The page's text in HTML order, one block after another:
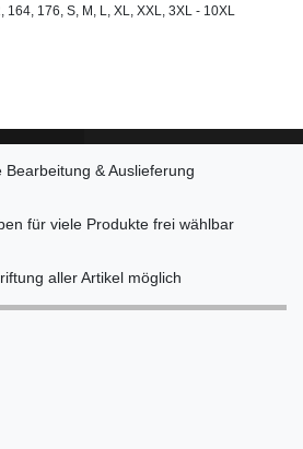
164, 176, S, M, L, XL, XXL, 3XL - 10XL
Bearbeitung & Auslieferung
für viele Produkte frei wählbar
aller Artikel möglich